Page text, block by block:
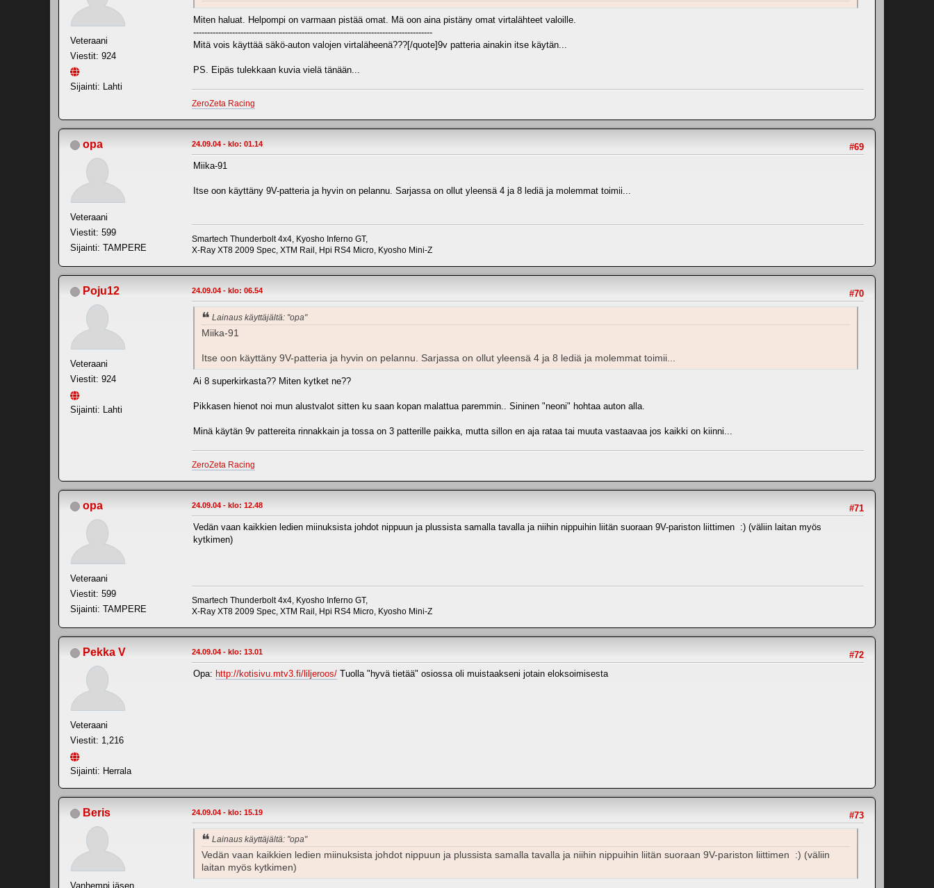
Veteraani
Viestit: 924
Sijainti: Lahti
Miten haluat. Helpompi on varmaan pistää omat. Mä oon aina pistäny omat virtalähteet valoille.
--------------------------------------------------------------------------------------
Mitä vois käyttää säkö-auton valojen virtaläheenä???[/quote]9v patteria ainakin itse käytän...
PS. Eipäs tulekkaan kuvia vielä tänään...
ZeroZeta Racing
opa
Veteraani
Viestit: 599
Sijainti: TAMPERE
#69
24.09.04 - klo: 01.14
Miika-91
Itse oon käyttäny 9V-patteria ja hyvin on pelannu. Sarjassa on ollut yleensä 4 ja 8 lediä ja molemmat toimii...
Smartech Thunderbolt 4x4, Kyosho Inferno GT,
X-Ray XT8 2009 Spec, XTM Rail, Hpi RS4 Micro, Kyosho Mini-Z
Poju12
Veteraani
Viestit: 924
Sijainti: Lahti
#70
24.09.04 - klo: 06.54
Lainaus käyttäjältä: "opa"
Miika-91
Itse oon käyttäny 9V-patteria ja hyvin on pelannu. Sarjassa on ollut yleensä 4 ja 8 lediä ja molemmat toimii...
Ai 8 superkirkasta?? Miten kytket ne??
Pikkasen hienot noi mun alustvalot sitten ku saan kopan malattua paremmin.. Sininen "neoni" hohtaa auton alla.
Minä käytän 9v pattereita rinnakkain ja tossa on 3 patterille paikka, mutta sillon en aja rataa tai muuta vastaavaa jos kaikki on kiinni...
ZeroZeta Racing
opa
Veteraani
Viestit: 599
Sijainti: TAMPERE
#71
24.09.04 - klo: 12.48
Vedän vaan kaikkien ledien miinuksista johdot nippuun ja plussista samalla tavalla ja niihin nippuihin liitän suoraan 9V-pariston liittimen :) (väliin laitan myös
kytkimen)
Smartech Thunderbolt 4x4, Kyosho Inferno GT,
X-Ray XT8 2009 Spec, XTM Rail, Hpi RS4 Micro, Kyosho Mini-Z
Pekka V
Veteraani
Viestit: 1,216
Sijainti: Herrala
#72
24.09.04 - klo: 13.01
Opa: http://kotisivu.mtv3.fi/liljeroos/ Tuolla "hyvä tietää" osiossa oli muistaakseni jotain eloksoimisesta
Beris
Vanhempi jäsen
#73
24.09.04 - klo: 15.19
Lainaus käyttäjältä: "opa"
Vedän vaan kaikkien ledien miinuksista johdot nippuun ja plussista samalla tavalla ja niihin nippuihin liitän suoraan 9V-pariston liittimen :) (väliin
laitan myös kytkimen)